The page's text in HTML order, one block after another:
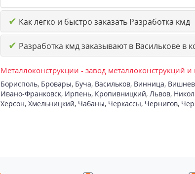
✔ Как легко и быстро заказать Разработка кмд
✔ Разработка кмд заказывают в Василькове в
Металлоконструкции - завод металлоконструкций
Борисполь, Бровары, Буча, Васильков, Винница,
Ивано-Франковск, Ирпень, Кропивницкий, Львов,
Херсон, Хмельницкий, Чабаны, Черкассы, Чернигов,